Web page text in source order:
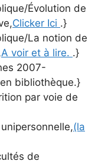
Évolution de
Clicker Ici .}
La notion de
A voir et à lire. .}
2007-
bibliothèque.}
par voie de
(la
de